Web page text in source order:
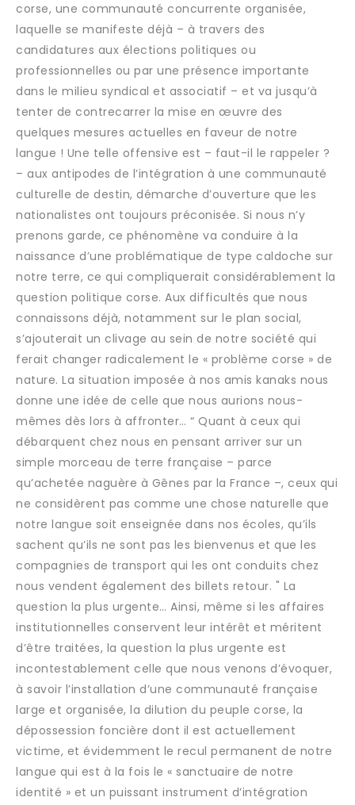
corse, une communauté concurrente organisée,
laquelle se manifeste déjà – à travers des
candidatures aux élections politiques ou
professionnelles ou par une présence importante
dans le milieu syndical et associatif – et va jusqu’à
tenter de contrecarrer la mise en œuvre des
quelques mesures actuelles en faveur de notre
langue ! Une telle offensive est – faut-il le rappeler ?
– aux antipodes de l’intégration à une communauté
culturelle de destin, démarche d’ouverture que les
nationalistes ont toujours préconisée. Si nous n’y
prenons garde, ce phénomène va conduire à la
naissance d’une problématique de type caldoche sur
notre terre, ce qui compliquerait considérablement la
question politique corse. Aux difficultés que nous
connaissons déjà, notamment sur le plan social,
s’ajouterait un clivage au sein de notre société qui
ferait changer radicalement le « problème corse » de
nature. La situation imposée à nos amis kanaks nous
donne une idée de celle que nous aurions nous-
mêmes dès lors à affronter… “ Quant à ceux qui
débarquent chez nous en pensant arriver sur un
simple morceau de terre française – parce
qu’achetée naguère à Gênes par la France –, ceux qui
ne considèrent pas comme une chose naturelle que
notre langue soit enseignée dans nos écoles, qu’ils
sachent qu’ils ne sont pas les bienvenus et que les
compagnies de transport qui les ont conduits chez
nous vendent également des billets retour. " La
question la plus urgente… Ainsi, même si les affaires
institutionnelles conservent leur intérêt et méritent
d’être traitées, la question la plus urgente est
incontestablement celle que nous venons d’évoquer,
à savoir l’installation d’une communauté française
large et organisée, la dilution du peuple corse, la
dépossession foncière dont il est actuellement
victime, et évidemment le recul permanent de notre
langue qui est à la fois le « sanctuaire de notre
identité » et un puissant instrument d’intégration